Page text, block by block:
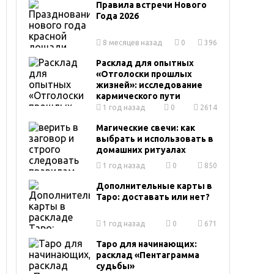
Правила встречи Нового
Года 2026
8 месяцев назад 0 396
Расклад для опытных
«Отголоски прошлых
жизней»: исследование
кармического пути
1 год назад 0 2614
Магические свечи: как
выбрать и использовать в
домашних ритуалах
1 год назад 0 850
Дополнительные карты в
Таро: доставать или нет?
1 год назад 0 671
Таро для начинающих:
расклад «Пентаграмма
судьбы»